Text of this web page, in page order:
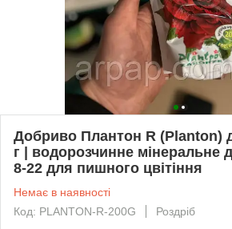
Добриво Плантон R (Planton)
г | водорозчинне мінеральне
8-22 для пишного цвітіння
Немає в наявності
Код: PLANTON-R-200G
Роздріб